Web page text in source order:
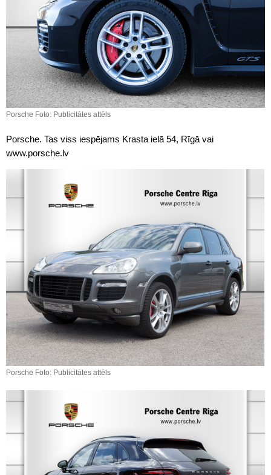
Porsche Foto: Publicitātes attēls
Porsche. Tas viss iespējams Krasta ielā 54, Rīgā vai
www.porsche.lv
Porsche Foto: Publicitātes attēls